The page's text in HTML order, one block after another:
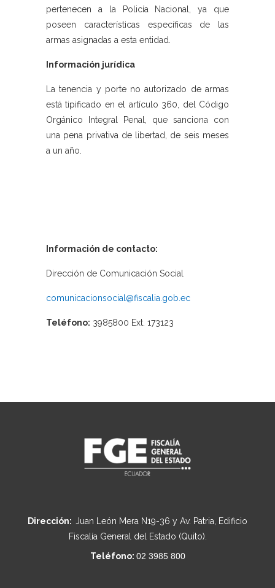
pertenecen a la Policía Nacional, ya que
poseen características específicas de las
armas asignadas a esta entidad.
Información jurídica
La tenencia y porte no autorizado de armas
está tipificado en el artículo 360, del Código
Orgánico Integral Penal, que sanciona con
una pena privativa de libertad, de seis meses
a un año.
Información de contacto:
Dirección de Comunicación Social
comunicacionsocial@fiscalia.gob.ec
Teléfono: 3985800 Ext. 173123
Dirección: Juan León Mera N19-36 y Av. Patria, Edificio
Fiscalía General del Estado (Quito).
Teléfono: 02 3985 800